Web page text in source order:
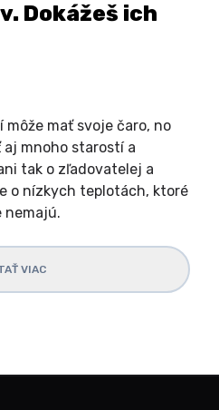
Dokážeš ich
mať svoje čaro, no
aj mnoho starostí a
tak o zľadovatelej a
o nízkych teplotách, ktoré
nemajú.
VIAC